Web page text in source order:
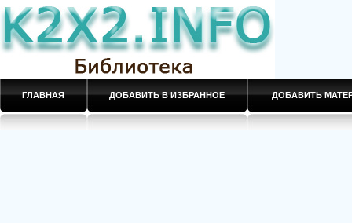
ГЛАВНАЯ ДОБАВИТЬ В ИЗБРАННОЕ ДОБАВИТЬ